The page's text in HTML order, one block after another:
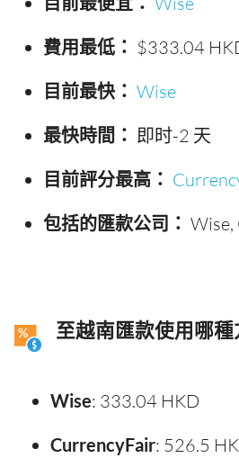
費用最低： $333.04
目前最快： Wise
最快時間： 即时-2 天
目前評分最高：
包括的匯款公司：
至越南匯款使用哪種
Wise: 333.04 HKD
CurrencyFair: 526.5